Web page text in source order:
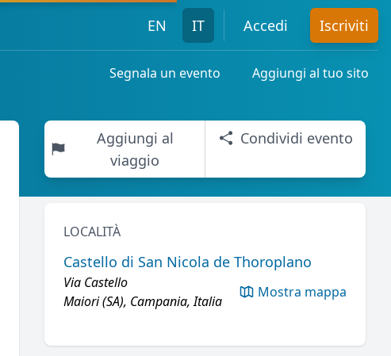
EN IT Accedi Iscriviti
Segnala un evento Aggiungi al tuo sito
Aggiungi al
viaggio
Condividi evento
LOCALITÀ
Castello di San Nicola de Thoroplano
Via Castello
Maiori (SA), Campania, Italia
Mostra mappa